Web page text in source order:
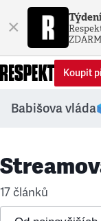
×
Koupit
Babišova vláda
17 článků